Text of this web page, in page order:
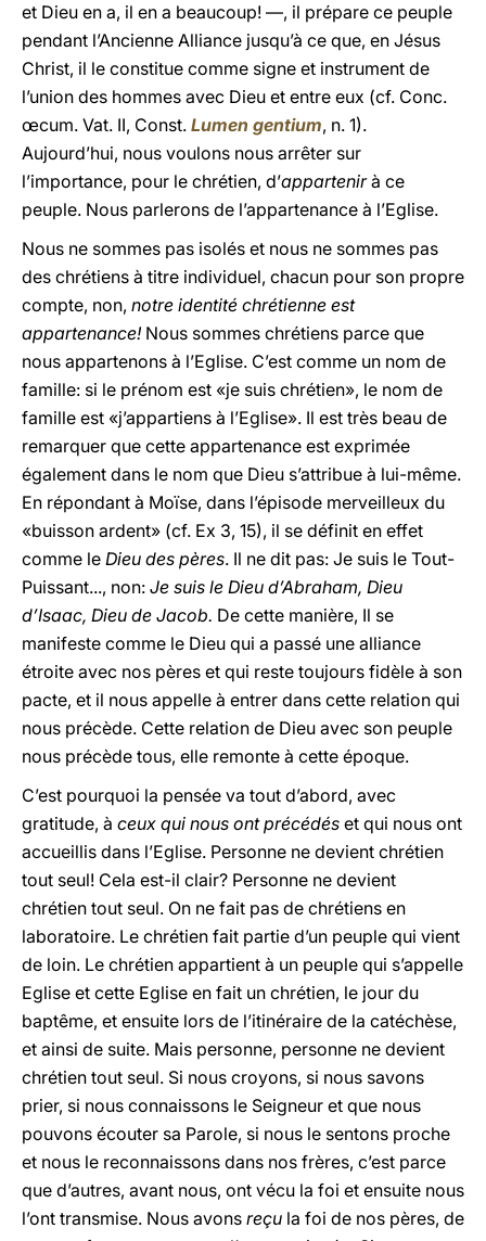
et Dieu en a, il en a beaucoup! —, il prépare ce peuple
pendant l’Ancienne Alliance jusqu’à ce que, en Jésus
Christ, il le constitue comme signe et instrument de
l’union des hommes avec Dieu et entre eux (cf. Conc.
œcum. Vat. II, Const. Lumen gentium, n. 1).
Aujourd’hui, nous voulons nous arrêter sur
l’importance, pour le chrétien, d’appartenirà ce
peuple. Nous parlerons de l’appartenance à l’Eglise.
Nous ne sommes pas isolés et nous ne sommes pas
des chrétiens à titre individuel, chacun pour son propre
compte, non, notre identité chrétienne est
appartenance!Nous sommes chrétiens parce que
nous appartenons à l’Eglise. C’est comme un nom de
famille: si le prénom est «je suis chrétien», le nom de
famille est «j’appartiens à l’Eglise». Il est très beau de
remarquer que cette appartenance est exprimée
également dans le nom que Dieu s’attribue à lui-même.
En répondant à Moïse, dans l’épisode merveilleux du
«buisson ardent» (cf. Ex 3, 15), il se définit en effet
comme le Dieu des pères. Il ne dit pas: Je suis le Tout-
Puissant..., non: Je suis le Dieu d’Abraham, Dieu
d’Isaac, Dieu de Jacob. De cette manière, Il se
manifeste comme le Dieu qui a passé une alliance
étroite avec nos pères et qui reste toujours fidèle à son
pacte, et il nous appelle à entrer dans cette relation qui
nous précède. Cette relation de Dieu avec son peuple
nous précède tous, elle remonte à cette époque.
C’est pourquoi la pensée va tout d’abord, avec
gratitude, à ceux qui nous ont précédés et qui nous ont
accueillis dans l’Eglise. Personne ne devient chrétien
tout seul! Cela est-il clair? Personne ne devient
chrétien tout seul. On ne fait pas de chrétiens en
laboratoire. Le chrétien fait partie d’un peuple qui vient
de loin. Le chrétien appartient à un peuple qui s’appelle
Eglise et cette Eglise en fait un chrétien, le jour du
baptême, et ensuite lors de l’itinéraire de la catéchèse,
et ainsi de suite. Mais personne, personne ne devient
chrétien tout seul. Si nous croyons, si nous savons
prier, si nous connaissons le Seigneur et que nous
pouvons écouter sa Parole, si nous le sentons proche
et nous le reconnaissons dans nos frères, c’est parce
que d’autres, avant nous, ont vécu la foi et ensuite nous
l’ont transmise. Nous avons reçu la foi de nos pères, de